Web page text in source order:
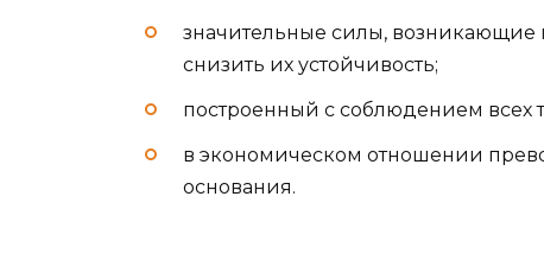
значительные силы, возникающие
снизить их устойчивость;
построенный с соблюдением всех
в экономическом отношении
основания.